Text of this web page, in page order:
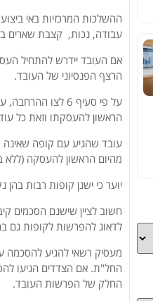
ההשלכות המרכזיות באי
עבודה, נכות, קצבת שארים
אם העובד יידרש להתחיל
הרצף הפנסיוני של העובד.
על פי סעיף 6
הראשון להעסקתו וזאת כל עוד השלים 3
מהיום הראשון להעסקה (ללא
יוער כי ישנן קופות רבות בהן נקבע שאי ביצוע
חשוב לציין שישנם הסכמים
לדאוג להפרשות לקופות גם
מעסיק רשאי להגיע
החל"ת. אם הצדדים הגיעו
החלק של הפרשות העובד.